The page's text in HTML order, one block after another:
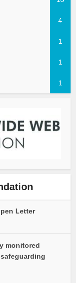
4
1
1
1
Letter
monitored